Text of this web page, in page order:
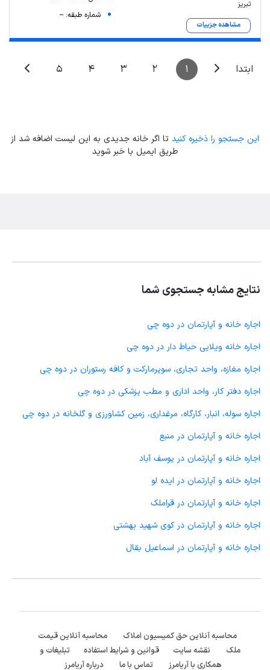
تبریز
مشاهده جزییات
شماره طبقه: --
ابتدا 1
2
3
4
5
این جستجو را ذخیره کنید تا اگر خانه جدیدی به این لیست اضافه شد از
طریق ایمیل با خبر شوید
نتایج مشابه جستجوی شما
اجاره خانه و آپارتمان در دوه چی
اجاره خانه ویلایی حیاط دار در دوه چی
اجاره مغازه، واحد تجاری، سوپرمارکت و کافه رستوران در دوه چی
اجاره دفتر کار، واحد اداری و مطب پزشکی در دوه چی
اجاره سوله، انبار، کارگاه، مرغداری، زمین کشاورزی و گلخانه در دوه چی
اجاره خانه و آپارتمان در منبع
اجاره خانه و آپارتمان در یوسف آباد
اجاره خانه و آپارتمان در ایده لو
اجاره خانه و آپارتمان در قراملک
اجاره خانه و آپارتمان در کوی شهید بهشتی
اجاره خانه و آپارتمان در اسماعیل بقال
محاسبه آنلاین حق کمیسیون املاک
محاسبه آنلاین قیمت
ملک
نقشه سایت قوانین و شرایط استفاده
تبلیغات و
همکاری با آریامرز
تماس با ما درباره آریامرز